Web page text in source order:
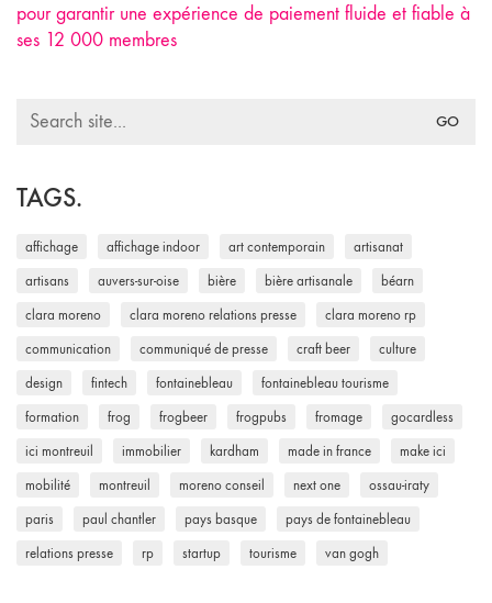
pour garantir une expérience de paiement fluide et fiable à
ses 12 000 membres
Search
TAGS.
affichage affichage indoor art contemporain artisanat
artisans auvers-sur-oise bière bière artisanale béarn
clara moreno clara moreno relations presse clara moreno rp
communication communiqué de presse craft beer culture
design fintech fontainebleau fontainebleau tourisme
formation frog frogbeer frogpubs fromage gocardless
ici montreuil immobilier kardham made in france make ici
mobilité montreuil moreno conseil next one ossau-iraty
paris paul chantler pays basque pays de fontainebleau
relations presse rp startup tourisme van gogh